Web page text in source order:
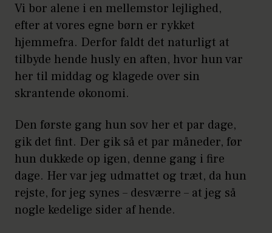
Vi bor alene i en mellemstor lejlighed,
efter at vores egne børn er rykket
hjemmefra. Derfor faldt det naturligt at
tilbyde hende husly en aften, hvor hun var
her til middag og klagede over sin
skrantende økonomi.
Den første gang hun sov her et par dage,
gik det fint. Der gik så et par måneder, før
hun dukkede op igen, denne gang i fire
dage. Her var jeg udmattet og træt, da hun
rejste, for jeg synes – desværre – at jeg så
nogle kedelige sider af hende.